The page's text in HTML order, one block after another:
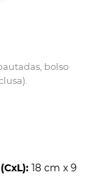
bolso
18 cm x 9